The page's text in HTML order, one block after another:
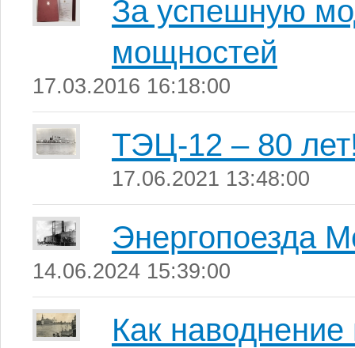
За успешную
мощностей
17.03.2016 16:18:00
ТЭЦ-12 – 80
17.06.2021 13:48:00
Энергопоезда
14.06.2024 15:39:00
Как